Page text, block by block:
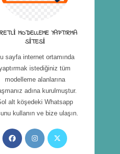
MODELLEME YAPTIRMA
SITESI
sayfa internet ortamında
istediğiniz tüm
modelleme alanlarına
adına kurulmuştur.
alt köşedeki Whatsapp
kullanın ve bize ulaşın.